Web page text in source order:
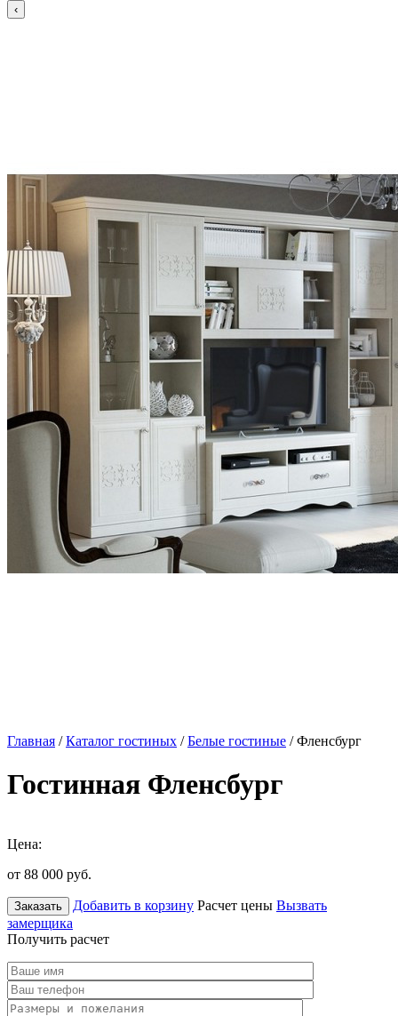
Главная /Каталог гостиных /Белые гостиные / Фленсбург
Гостинная Фленсбург
Цена:
от 88 000 руб.
Заказать Добавить в корзину Расчет цены Вызвать
замерщика
Получить расчет